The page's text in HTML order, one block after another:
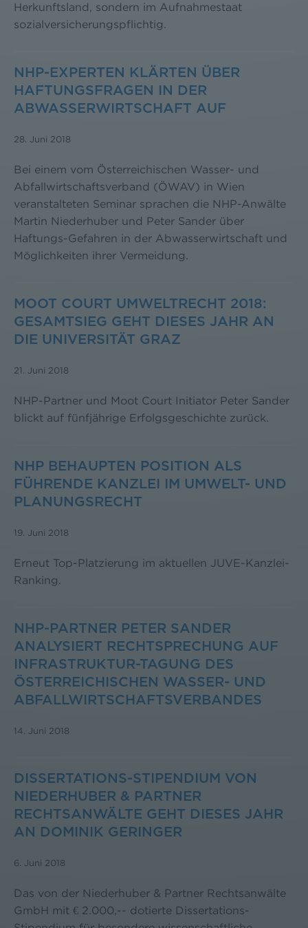
Herkunftsland, sondern im Aufnahmestaat
sozialversicherungspflichtig.
NHP-EXPERTEN KLÄRTEN ÜBER
HAFTUNGSFRAGEN IN DER
ABWASSERWIRTSCHAFT AUF
28. Juni 2018
Bei einem vom Österreichischen Wasser- und
Abfallwirtschaftsverband (ÖWAV) in Wien
veranstalteten Seminar sprachen die NHP-Anwälte
Martin Niederhuber und Peter Sander über
Haftungs-Gefahren in der Abwasserwirtschaft und
Möglichkeiten ihrer Vermeidung.
MOOT COURT UMWELTRECHT 2018:
GESAMTSIEG GEHT DIESES JAHR AN
DIE UNIVERSITÄT GRAZ
21. Juni 2018
NHP-Partner und Moot Court Initiator Peter Sander
blickt auf fünfjährige Erfolgsgeschichte zurück.
NHP BEHAUPTEN POSITION ALS
FÜHRENDE KANZLEI IM UMWELT- UND
PLANUNGSRECHT
19. Juni 2018
Erneut Top-Platzierung im aktuellen JUVE-Kanzlei-
Ranking.
NHP-PARTNER PETER SANDER
ANALYSIERT RECHTSPRECHUNG AUF
INFRASTRUKTUR-TAGUNG DES
ÖSTERREICHISCHEN WASSER- UND
ABFALLWIRTSCHAFTSVERBANDES
14. Juni 2018
DISSERTATIONS-STIPENDIUM VON
NIEDERHUBER & PARTNER
RECHTSANWÄLTE GEHT DIESES JAHR
AN DOMINIK GERINGER
6. Juni 2018
Das von der Niederhuber & Partner Rechtsanwälte
GmbH mit € 2.000,-- dotierte Dissertations-